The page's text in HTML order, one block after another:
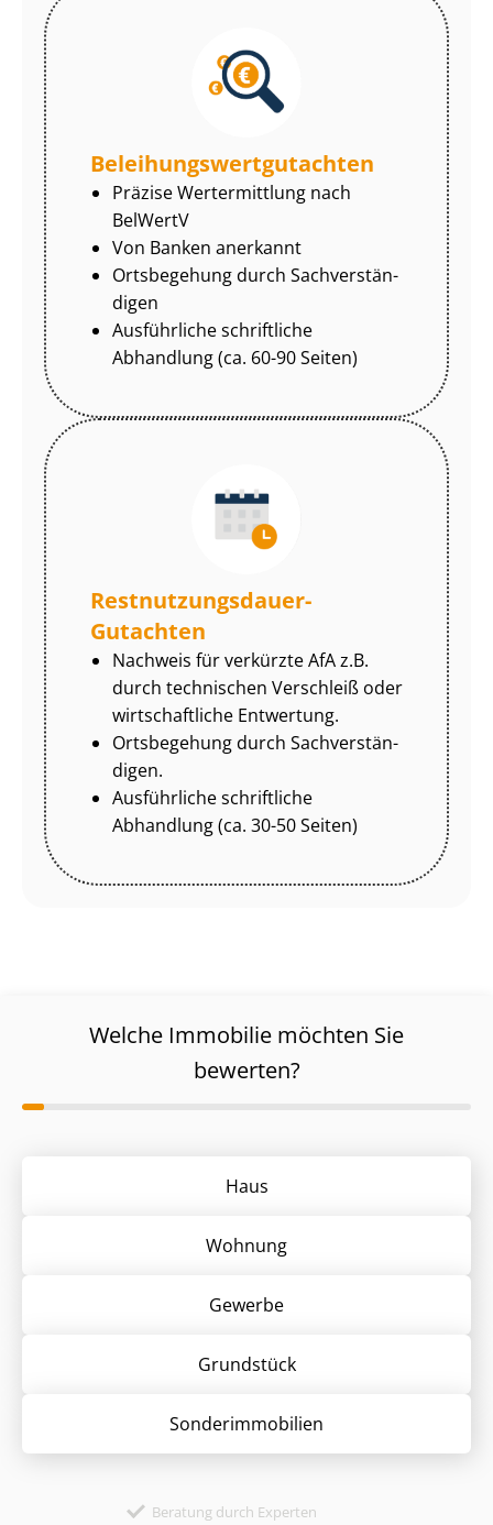
Be­lei­hungs­wert­gut­ach­ten
Präzise Wertermittlung nach
BelWertV
Von Banken anerkannt
Ortsbegehung durch Sach­ver­stän­
di­gen
Ausführliche schriftliche
Abhandlung (ca. 60-90 Seiten)
Rest­nut­zungs­dau­er-
Gutachten
Nachweis für verkürzte AfA z.B.
durch technischen Verschleiß oder
wirtschaftliche Entwertung.
Ortsbegehung durch Sach­ver­stän­
di­gen.
Ausführliche schriftliche
Abhandlung (ca. 30-50 Seiten)
Welche Immobilie möchten Sie
bewerten?
Haus
Wohnung
Gewerbe
Grund­stück
Sonder­immobilien
Beratung durch Experten